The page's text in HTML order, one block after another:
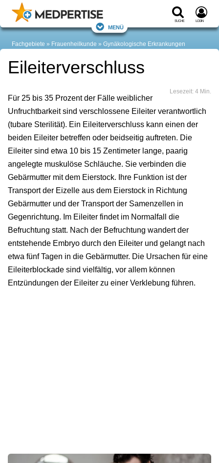
Suche Login
Menü
Fachgebiete Frauenheilkunde Gynäkologische Erkrankungen
Eileiterverschluss
Lesezeit: 4 Min.
Für 25 bis 35 Prozent der Fälle weiblicher
Unfruchtbarkeit sind verschlossene Eileiter verantwortlich
(tubare Sterilität). Ein Eileiterverschluss kann einen der
beiden Eileiter betreffen oder beidseitig auftreten. Die
Eileiter sind etwa 10 bis 15 Zentimeter lange, paarig
angelegte muskulöse Schläuche. Sie verbinden die
Gebärmutter mit dem Eierstock. Ihre Funktion ist der
Transport der Eizelle aus dem Eierstock in Richtung
Gebärmutter und der Transport der Samenzellen in
Gegenrichtung. Im Eileiter findet im Normalfall die
Befruchtung statt. Nach der Befruchtung wandert der
entstehende Embryo durch den Eileiter und gelangt nach
etwa fünf Tagen in die Gebärmutter. Die Ursachen für eine
Eileiterblockade sind vielfältig, vor allem können
Entzündungen der Eileiter zu einer Verklebung führen.